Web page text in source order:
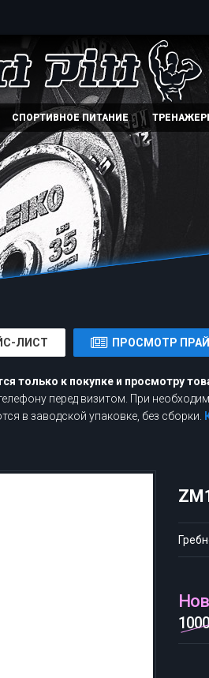
СПОРТИВНОЕ ПИТАНИЕ
ЛИСТ ПРОСМОТР
только к покупке и просмотру
перед визитом. При
в заводской упаковке, без сборки.